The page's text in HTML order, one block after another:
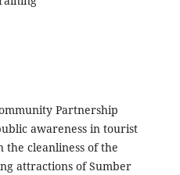
Partnership
awareness in tourist
the cleanliness of the
attractions of Sumber